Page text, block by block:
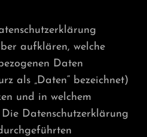
aufklären, welche
Daten
als „Daten“ bezeichnet)
und in welchem
Datenschutzerklärung